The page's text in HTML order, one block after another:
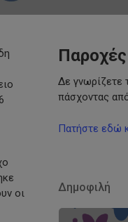
οι
Δε γνωρίζετε
πάσχοντας
Πατήστε εδώ
Δημοφιλή